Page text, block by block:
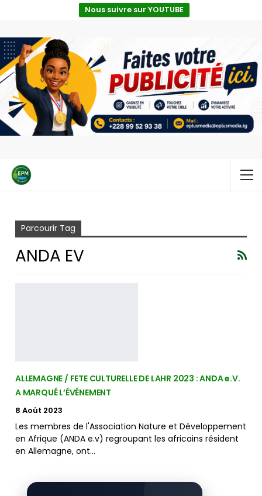
Nous suivre sur YOUTUBE
Parcourir Tag
ANDA EV
ALLEMAGNE / FETE CULTURELLE DE LAHR 2023 : ANDA e.V.
A MARQUÉ L’ÉVÉNEMENT
8 Août 2023
Les membres de l'Association Nature et Développement
en Afrique (ANDA e.v) regroupant les africains résident
en Allemagne, ont…